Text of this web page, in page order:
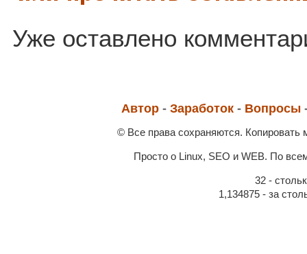
Уже оставлено
Автор -Заработок - Вопросы
© Все права сохраняются.
Просто о Linux, SEO и WEB. По
32 -
1,134875 - за